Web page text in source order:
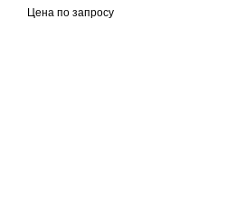
Цена по запросу